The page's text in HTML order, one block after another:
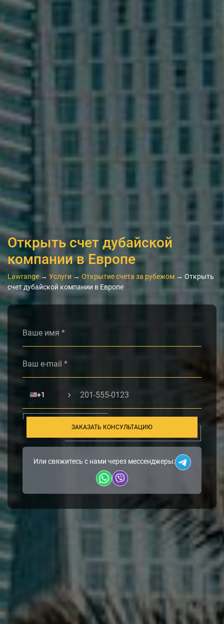
Открыть счет дубайской
компании в Европе
Lawrange → Услуги → Открытие счета за рубежом → Открыть
счет дубайской компании в Европе
🇺🇸+1
ЗАКАЗАТЬ КОНСУЛЬТАЦИЮ
Или свяжитесь с нами через мессенджеры: